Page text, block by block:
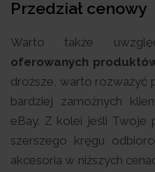
Przedział cenowy
Warto także
oferowanych
droższe, warto rozważyć
bardziej zamożnych
eBay. Z kolei jeśli Twoje
szerszego kręgu
akcesoria w niższych